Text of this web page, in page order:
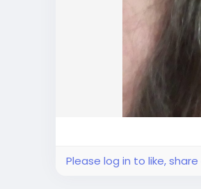
Please log in to like,